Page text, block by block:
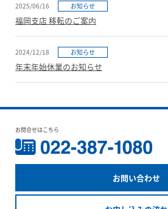
2025/06/16 お知らせ
福岡支店 移転のご案内
2024/12/18 お知らせ
年末年始休業のお知らせ
お問合せはこちら
お問い合わせ